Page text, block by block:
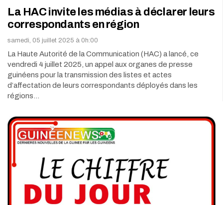
La HAC invite les médias à déclarer leurs
correspondants en région
samedi, 05 juillet 2025 à 0h:00
La Haute Autorité de la Communication (HAC) a lancé, ce
vendredi 4 juillet 2025, un appel aux organes de presse
guinéens pour la transmission des listes et actes
d’affectation de leurs correspondants déployés dans les
régions…